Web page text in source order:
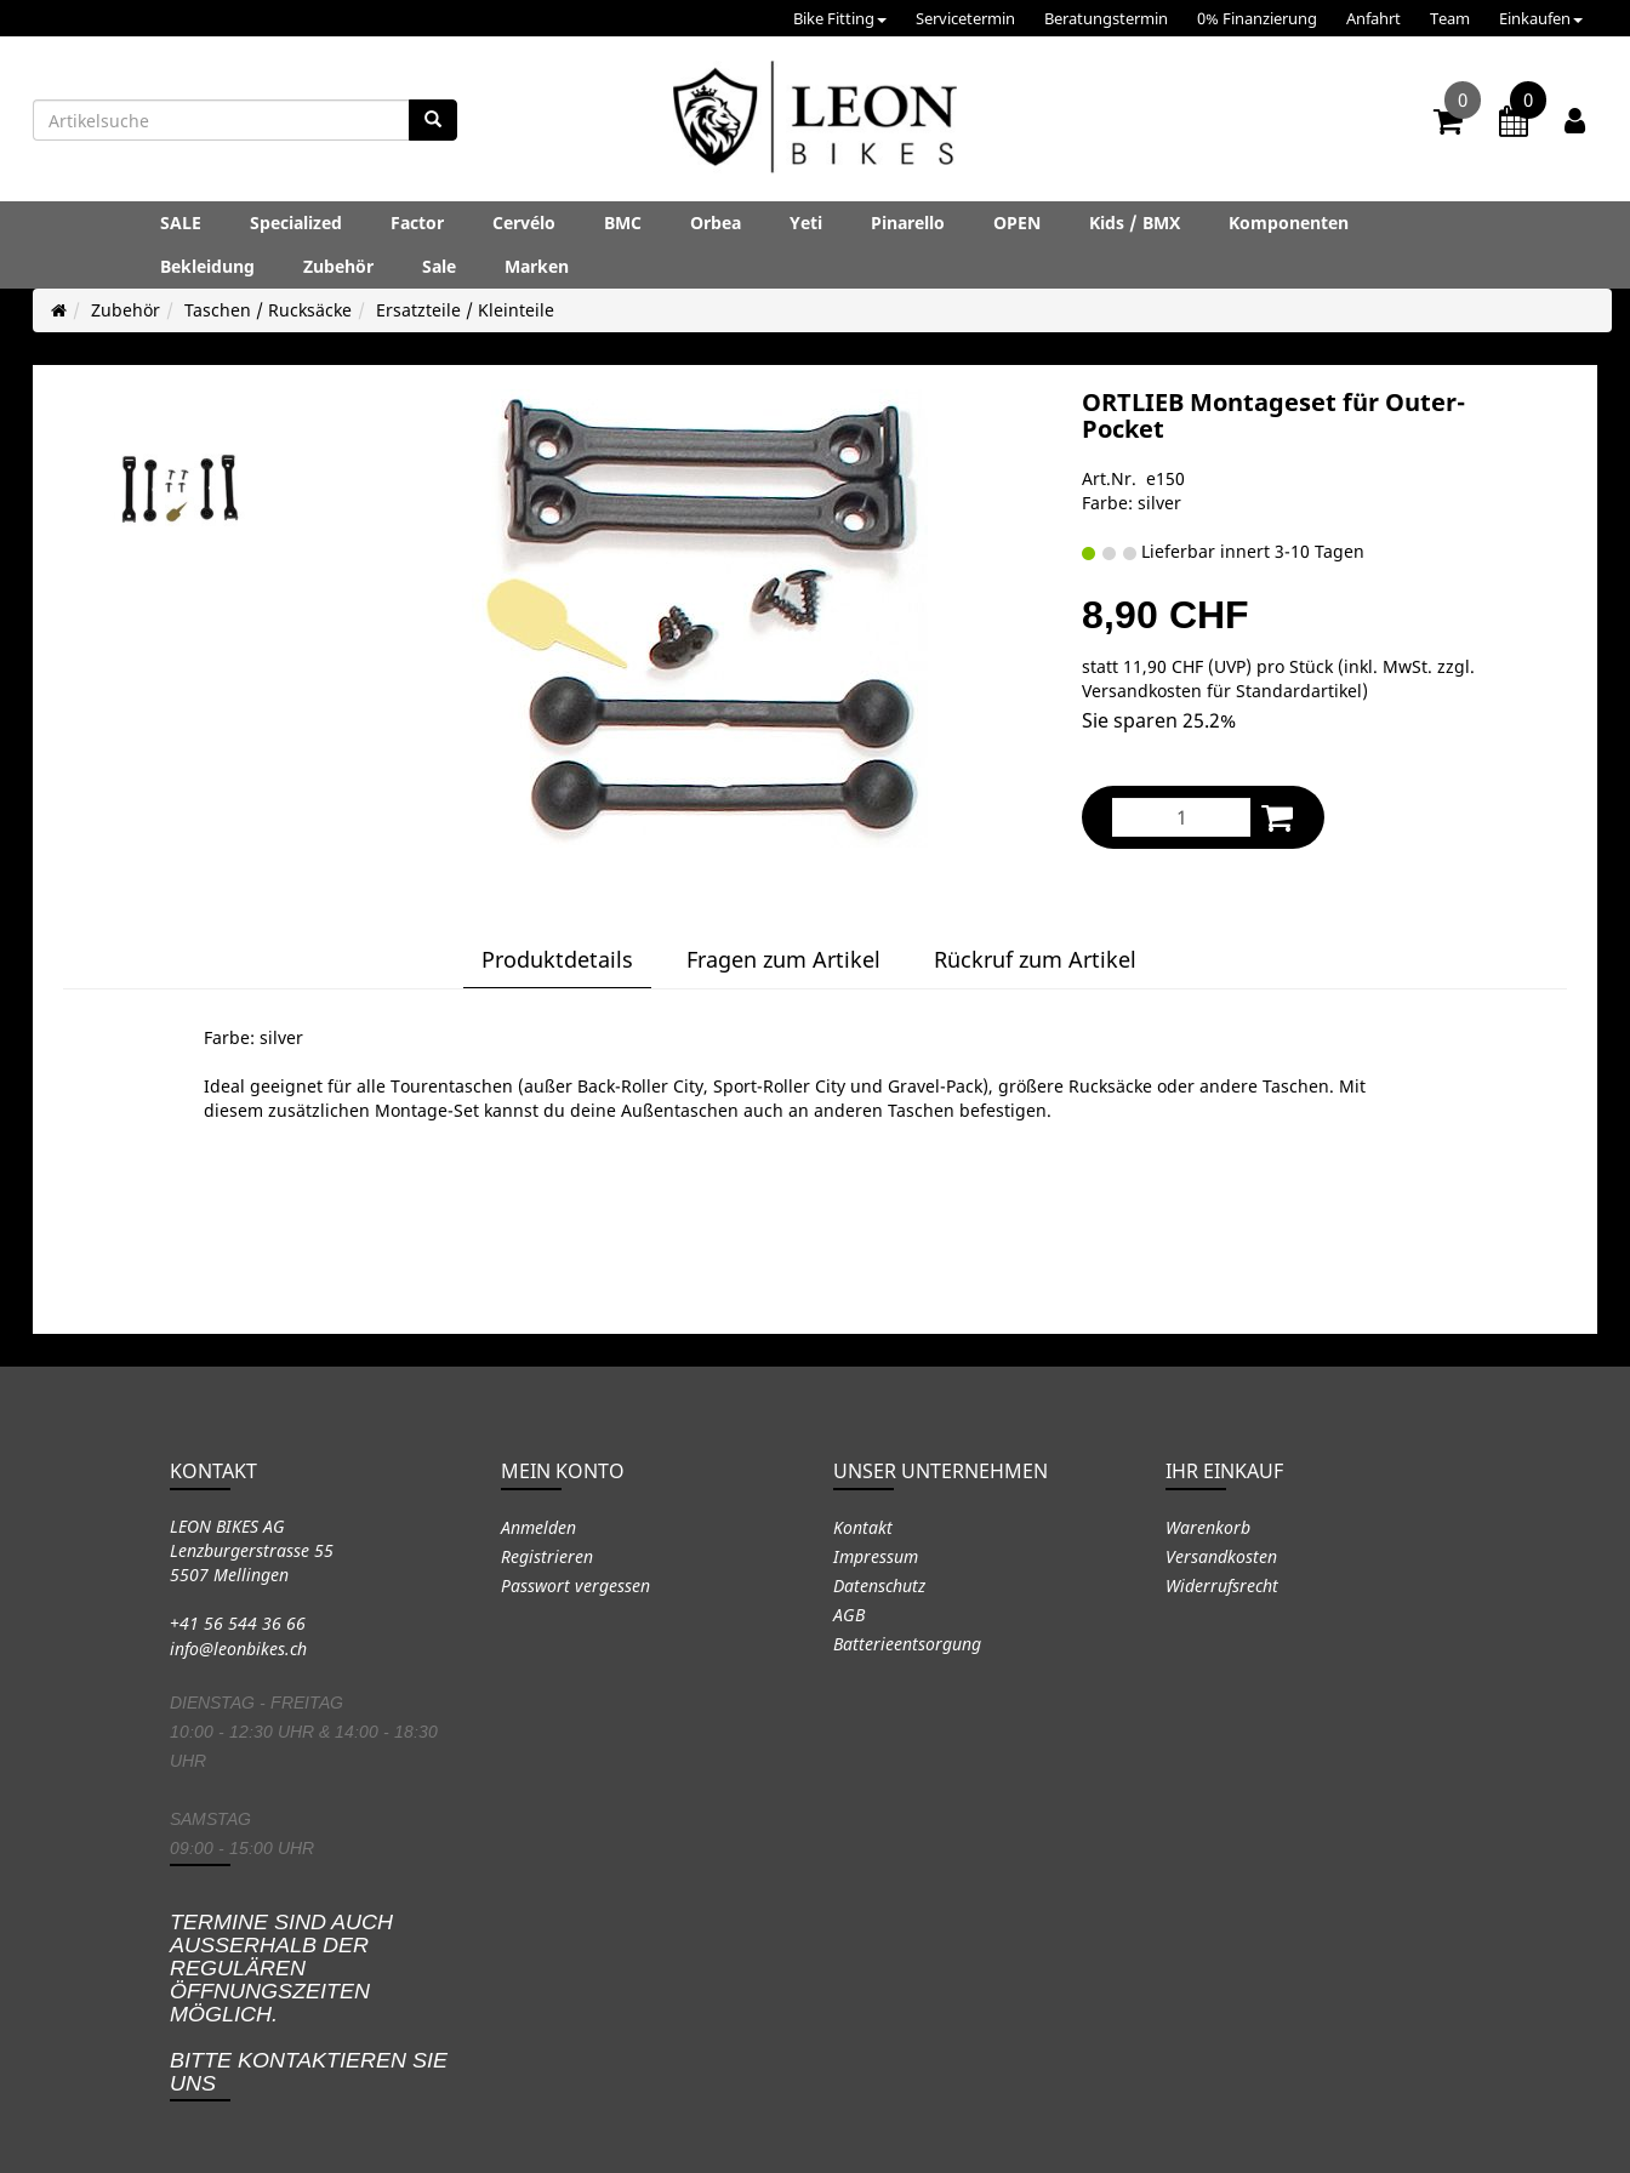
Bike Fitting Servicetermin Beratungstermin 0% Finanzierung Anfahrt Team Einkaufen
0 0
SALE Specialized Factor Cervélo BMC Orbea Yeti Pinarello OPEN Kids / BMX
Komponenten
Bekleidung
Zubehör Sale
Marken
Zubehör
Taschen / Rucksäcke Ersatzteile / Kleinteile
ORTLIEB Montageset für Outer-
Pocket
Art.Nr. e150
Farbe: silver
Lieferbar innert 3-10 Tagen
8,90 CHF
statt 11,90 CHF (UVP) pro Stück (inkl. MwSt. zzgl.
Versandkosten für Standardartikel)
Sie sparen 25.2%
Produktdetails Fragen zum Artikel Rückruf zum Artikel
Farbe: silver
Ideal geeignet für alle Tourentaschen (außer Back-Roller City, Sport-Roller City und Gravel-Pack), größere Rucksäcke oder andere Taschen. Mit
diesem zusätzlichen Montage-Set kannst du deine Außentaschen auch an anderen Taschen befestigen.
KONTAKT
LEON BIKES AG
Lenzburgerstrasse 55
5507 Mellingen
+41 56 544 36 66
info@leonbikes.ch
DIENSTAG - FREITAG
10:00 - 12:30 UHR & 14:00 - 18:30
UHR
SAMSTAG
09:00 - 15:00 UHR
TERMINE SIND AUCH
AUSSERHALB DER
REGULÄREN
ÖFFNUNGSZEITEN
MÖGLICH.
BITTE KONTAKTIEREN SIE
UNS
MEIN KONTO
Anmelden
Registrieren
Passwort vergessen
UNSER UNTERNEHMEN
Kontakt
Impressum
Datenschutz
AGB
Batterieentsorgung
IHR EINKAUF
Warenkorb
Versandkosten
Widerrufsrecht